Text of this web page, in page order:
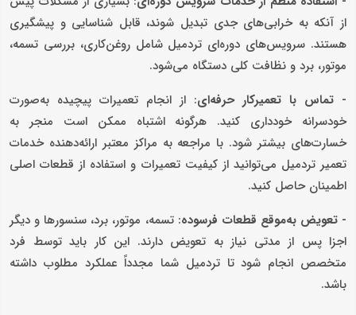
از آنکه به خرابی‌های جدی تبدیل شوند، قابل شناسایی و پیشگیری
هستند. سرویس‌های دوره‌ای تردمیل شامل روغن‌کاری، بررسی تسمه،
موتور، برد و نظافت کلی دستگاه می‌شود.
- تماس با تعمیرکار حرفه‌ای: از انجام تعمیرات پیچیده به‌صورت
خودسرانه خودداری کنید. هرگونه اشتباه ممکن است منجر به
خسارت‌های بیشتر شود. با مراجعه به مراکز معتبر ارائه‌دهنده خدمات
تعمیر تردمیل می‌توانید از کیفیت تعمیرات و استفاده از قطعات اصلی
اطمینان حاصل کنید.
- تعویض به‌موقع قطعات فرسوده: تسمه، موتور، برد، سنسورها و دیگر
اجزا پس از مدتی نیاز به تعویض دارند. این کار باید توسط فرد
متخصص انجام شود تا تردمیل شما مجدداً عملکرد مطلوب داشته
باشد.